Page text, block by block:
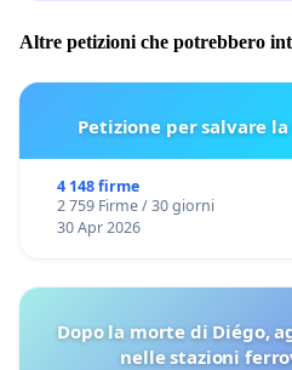
Altre petizioni che potrebbero
Petizione per salvare
4 148 firme
2 759 Firme / 30 giorni
30 Apr 2026
Dopo la morte di Diégo,
nelle stazioni